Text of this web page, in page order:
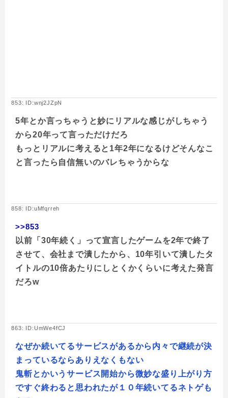
853: ID:wnj2JZpN
5年とか言っちゃうと妙にリアルな感じがしちゃう
から20年って言っただけだろ
もっとリアルに考えると1年2年になるけどそんなこ
と言ったら自信無いのバレちゃうからな
858: ID:uMfqrreh
>>853
以前「30年続く」って宣言したゲームを2年で終了
させて、会社まで潰したから、10年引いて潰したタ
イトルの10倍あたりにしとくかくらいに考えた発言
だろw
863: ID:UmWe4fCJ
なぜか続いてるサービスがあるから内々で継続が決
まっているならありえなくもない
鬼斬とかいうサービス開始から微妙な盛り上がり方
ですぐ終わると思われたが１０年続いてるネトゲも